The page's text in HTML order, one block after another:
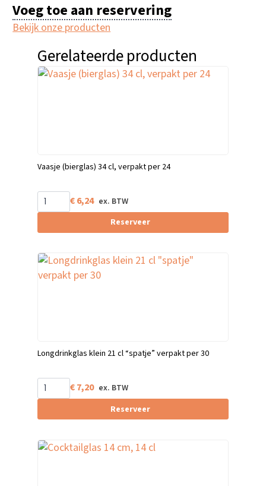
Voeg toe aan reservering
Bekijk onze producten
Gerelateerde producten
Vaasje (bierglas) 34 cl, verpakt per 24
€6,24
Reserveer
Longdrinkglas klein 21 cl “spatje” verpakt per 30
€7,20
Reserveer